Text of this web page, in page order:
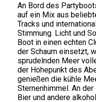
An Bord des
auf ein Mix aus
Tracks und
Stimmung. Licht und
Boot in einen echten
der Schaum einsetzt,
sprudelnden Meer
der Höhepunkt des
genießen die kühle
Sternenhimmel. An
Bier und andere